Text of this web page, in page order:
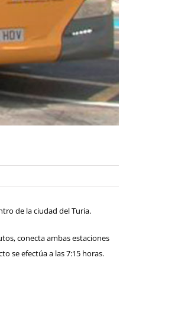
de la ciudad del Turia.
conecta ambas estaciones
se efectúa a las 7:15 horas.